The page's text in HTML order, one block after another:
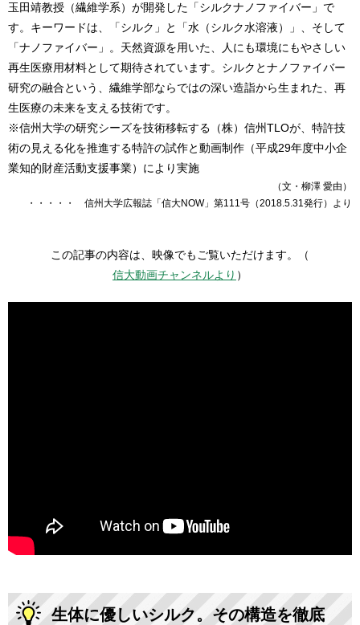
玉田靖教授（繊維学系）が開発した「シルクナノファイバー」で
す。キーワードは、「シルク」と「水（シルク水溶液）」、そして
「ナノファイバー」。天然資源を用いた、人にも環境にもやさしい
再生医療用材料として期待されています。シルクとナノファイバー
研究の融合という、繊維学部ならではの深い造詣から生まれた、再
生医療の未来を支える技術です。
※信州大学の研究シーズを技術移転する（株）信州TLOが、特許技
術の見える化を推進する特許の試作と動画制作（平成29年度中小企
業知的財産活動支援事業）により実施
（文・柳澤 愛由）
・・・・・ 信州大学広報誌「信大NOW」第111号（2018.5.31発行）より
この記事の内容は、映像でもご覧いただけます。（
信大動画チャンネルより ）
生体に優しいシルク。その構造を徹底